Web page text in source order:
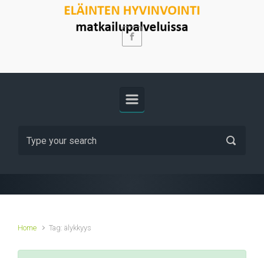
Skip to main content
Home Tag: älykkyys